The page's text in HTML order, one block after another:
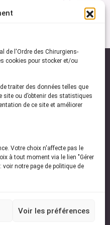
de l'Ordre des Chirurgiens-
cookies pour stocker et/ou
traiter des données telles que
site ou d’obtenir des statistiques
de ce site et améliorer
Votre choix n'affecte pas le
à tout moment via le lien "Gérer
notre page de politique de
Voir les préférences
l'ONCD